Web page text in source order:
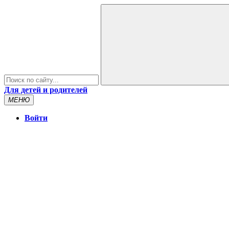
Для детей и родителей
МЕНЮ
Войти